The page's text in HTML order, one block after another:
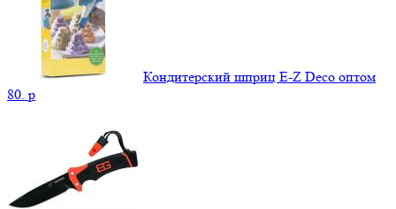
Кондитерский шприц E-Z Deco оптом
80. p